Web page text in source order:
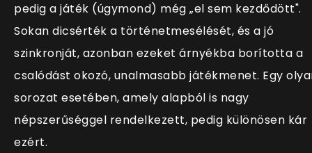
pedig a játék (úgymond) még „el sem kezdődött".
Sokan dicsérték a történetmesélését, és a jó
szinkronját, azonban ezeket árnyékba borította a
csalódást okozó, unalmasabb játékmenet. Egy
sorozat esetében, amely alapból is nagy
népszerűséggel rendelkezett, pedig különösen kár
ezért.